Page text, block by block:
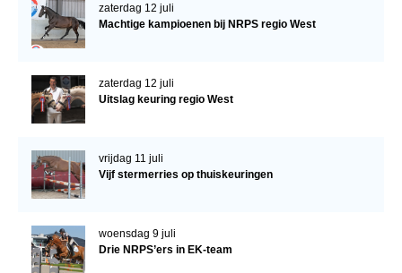
zaterdag 12 juli
Machtige kampioenen bij NRPS regio West
zaterdag 12 juli
Uitslag keuring regio West
vrijdag 11 juli
Vijf stermerries op thuiskeuringen
woensdag 9 juli
Drie NRPS’ers in EK-team